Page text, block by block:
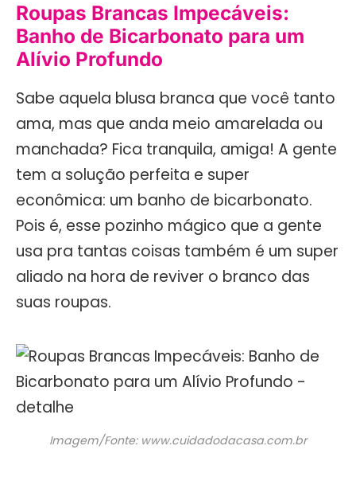
Roupas Brancas Impecáveis:
Banho de Bicarbonato para um
Alívio Profundo
Sabe aquela blusa branca que você tanto
ama, mas que anda meio amarelada ou
manchada? Fica tranquila, amiga! A gente
tem a solução perfeita e super
econômica: um banho de bicarbonato.
Pois é, esse pozinho mágico que a gente
usa pra tantas coisas também é um super
aliado na hora de reviver o branco das
suas roupas.
Imagem/Fonte: www.cuidadodacasa.com.br